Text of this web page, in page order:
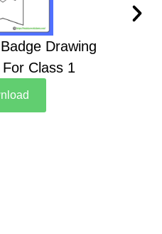
Drawing
Class 1